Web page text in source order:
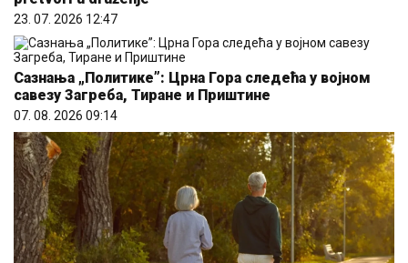
23. 07. 2026 12:47
Сазнања „Политике”: Црна Гора следећа у војном
савезу Загреба, Тиране и Приштине
07. 08. 2026 09:14